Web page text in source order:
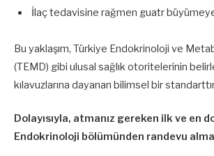
İlaç tedavisine rağmen guatr
Bu yaklaşım, Türkiye Endokrinoloji ve
(TEMD) gibi ulusal sağlık otoritelerinin
kılavuzlarına dayanan bilimsel bir
Dolayısıyla, atmanız gereken ilk ve en
Endokrinoloji bölümünden randevu